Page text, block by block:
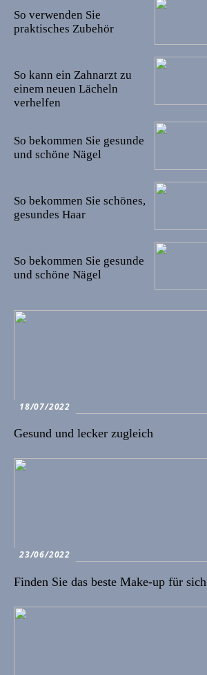
So verwenden Sie
praktisches Zubehör
So kann ein Zahnarzt zu
einem neuen Lächeln
verhelfen
So bekommen Sie gesunde
und schöne Nägel
So bekommen Sie schönes,
gesundes Haar
So bekommen Sie gesunde
und schöne Nägel
18/07/2022
Gesund und lecker zugleich
23/06/2022
Finden Sie das beste Make-up für sich